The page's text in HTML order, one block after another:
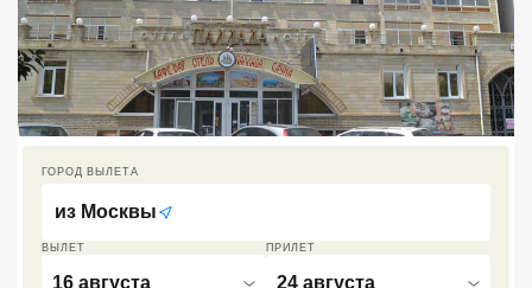
ВЫЛЕТ
16 августа
ПРИЛЕТ
24 августа
ГОРОД ВЫЛЕТА
из Москвы
Абхазия
Большой Сочи
Кав Мин Воды
Экскурсионные туры
ТОП 10 лучших отелей 5*